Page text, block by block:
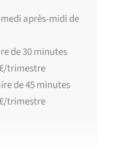
après-midi de
de 30 minutes
trimestre
de 45 minutes
trimestre